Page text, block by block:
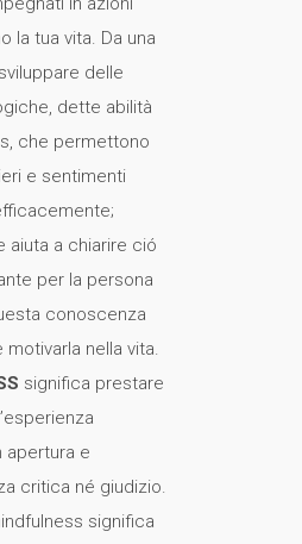
la tua vita. Da una
delle
dette abilità
che permettono
e sentimenti
aiuta a chiarire ció
per la persona
conoscenza
motivarla nella vita.
significa prestare
apertura e
critica né giudizio.
significa